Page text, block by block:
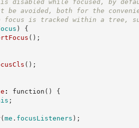
disabled while focused, by
be avoided, both for the
focus is tracked within a tree,
)
{
( ) ;
( ) ;
: function ( )
{
;
(me . focusListeners ) ;